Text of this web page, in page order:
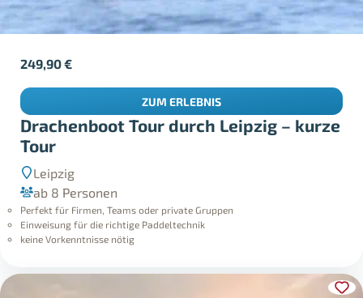
Drachenboot Tour durch Leipzig – kurze
Tour
Leipzig
ab 8 Personen
Perfekt für Firmen, Teams oder private Gruppen
Einweisung für die richtige Paddeltechnik
keine Vorkenntnisse nötig
249,90€
ZUM ERLEBNIS